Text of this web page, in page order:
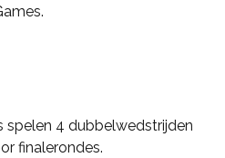
spelen 4 dubbelwedstrijden
finalerondes.